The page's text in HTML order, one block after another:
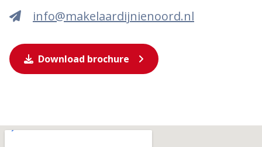
info@makelaardijnienoord.nl
Download brochure